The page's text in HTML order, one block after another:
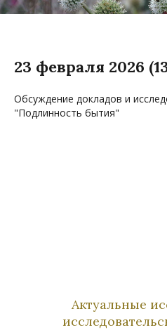
23 февраля 2026
Обсуждение докладов и
"Подлинность бытия"
Актуальные